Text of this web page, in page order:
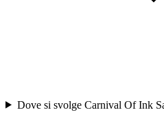
Dove si svolge Carnival Of Ink